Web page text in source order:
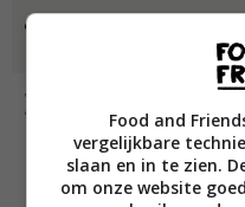
• 200 g poedersuiker
Bereiding
Food and
vergelijkbare
slaan en in te zien.
om onze website